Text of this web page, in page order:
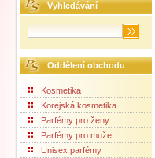
Vyhledávání
Oddělení obchodu
Kosmetika
Korejská kosmetika
Parfémy pro ženy
Parfémy pro muže
Unisex parfémy